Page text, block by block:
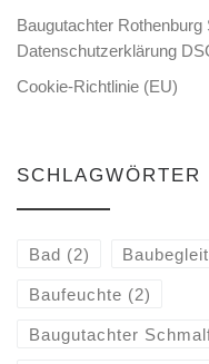
Baugutachter
Datenschutzerklärung
Cookie-Richtlinie (EU)
SCHLAGWÖRTER
Bad (2)
Baufeuchte (2)
Baugutachter